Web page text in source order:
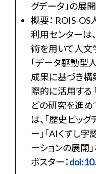
グデータ」の展開
概要： ROIS-
利用センターは
術を用いて人文
「データ駆動型
成果に基づき構
際的に活用する
どの研究を進め
は、「歴史ビッグ
ー」「AIくずし
ーションの展開
ポスター：